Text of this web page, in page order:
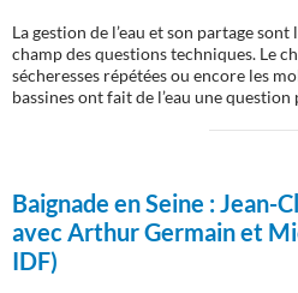
La gestion de l’eau et son partage
champ des questions techniques. Le
sécheresses répétées ou encore les
bassines ont fait de l’eau une
Baignade en Seine :Jean-
avec Arthur Germain et
IDF)